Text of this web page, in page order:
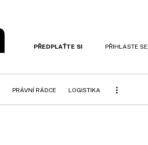
PŘEDPLAŤTE SI PŘIHLASTE SE
PRÁVNÍ RÁDCE LOGISTIKA